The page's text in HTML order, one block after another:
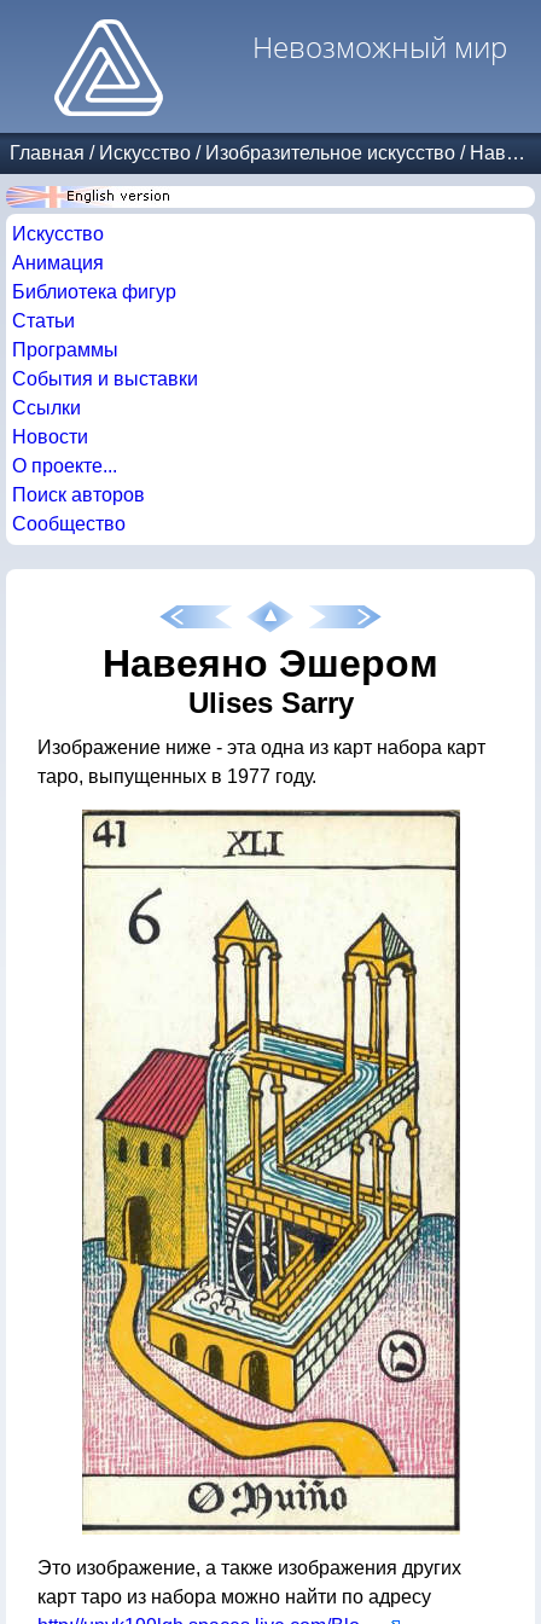
Невозможный мир
Главная / Искусство / Изобразительное искусство / Навеяно Эшером
Искусство
Анимация
Библиотека фигур
Статьи
Программы
События и выставки
Ссылки
Новости
О проекте...
Поиск авторов
Сообщество
Навеяно Эшером
Ulises Sarry
Изображение ниже - эта одна из карт набора карт
таро, выпущенных в 1977 году.
Это изображение, а также изображения других
карт таро из набора можно найти по адресу